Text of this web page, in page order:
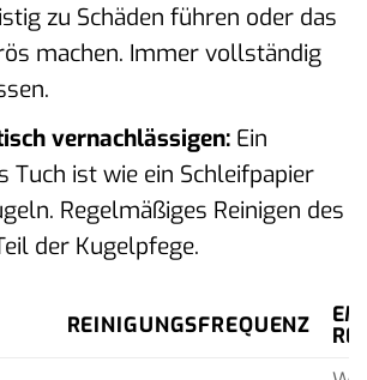
zu Schäden führen oder das
machen. Immer vollständig
vernachlässigen:Ein
Tuch ist wie ein Schleifpapier
Regelmäßiges Reinigen des
der Kugelpfege.
REINIGUNGSFREQUENZ